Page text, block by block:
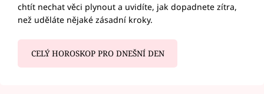
chtít nechat věci plynout a uvidíte, jak dopadnete zítra,
než uděláte nějaké zásadní kroky.
CELÝ HOROSKOP PRO DNEŠNÍ DEN